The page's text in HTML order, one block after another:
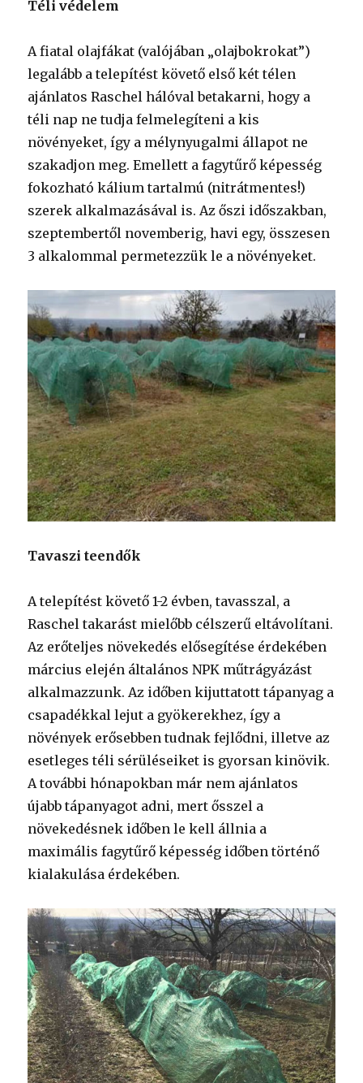
Téli védelem
A fiatal olajfákat (valójában „olajbokrokat”)
legalább a telepítést követő első két télen
ajánlatos Raschel hálóval betakarni, hogy a
téli nap ne tudja felmelegíteni a kis
növényeket, így a mélynyugalmi állapot ne
szakadjon meg. Emellett a fagytűrő képesség
fokozható kálium tartalmú (nitrátmentes!)
szerek alkalmazásával is. Az őszi időszakban,
szeptembertől novemberig, havi egy, összesen
3 alkalommal permetezzük le a növényeket.
Tavaszi teendők
A telepítést követő 1-2 évben, tavasszal, a
Raschel takarást mielőbb célszerű eltávolítani.
Az erőteljes növekedés elősegítése érdekében
március elején általános NPK műtrágyázást
alkalmazzunk. Az időben kijuttatott tápanyag a
csapadékkal lejut a gyökerekhez, így a
növények erősebben tudnak fejlődni, illetve az
esetleges téli sérüléseiket is gyorsan kinövik.
A további hónapokban már nem ajánlatos
újabb tápanyagot adni, mert ősszel a
növekedésnek időben le kell állnia a
maximális fagytűrő képesség időben történő
kialakulása érdekében.